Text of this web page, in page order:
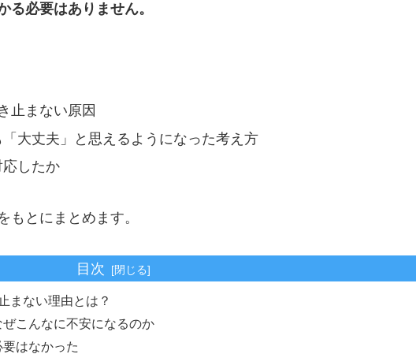
る必要はありません。
止まない原因
大丈夫」と思えるようになった考え方
したか
もとにまとめます。
目次
まない理由とは？
こんなに不安になるのか
はなかった